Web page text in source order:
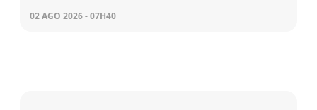
02 AGO 2026 - 07H40